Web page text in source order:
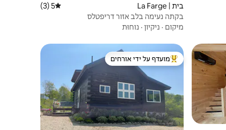
בית | La Farge דירוג ממוצע של 5 מתוך 5, 3 ביקורות
5 (3)
בקתה נעימה בלב אזור דריפטלס
מיקום · ניקיון · נוחוּת
מוביל בקרב נכסים מועדפים על ידי אורחים
מועדף על ידי אורחים